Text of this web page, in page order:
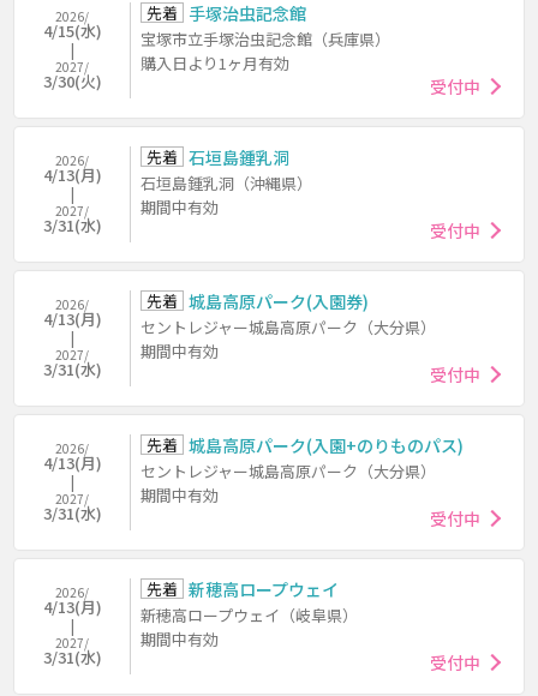
2026/
4/15(水)
2027/
3/30(火)
先着 手塚治虫記念館
宝塚市立手塚治虫記念館（兵庫県）
購入日より1ヶ月有効
受付中
2026/
4/13(月)
2027/
3/31(水)
先着 石垣島鍾乳洞
石垣島鍾乳洞（沖縄県）
期間中有効
受付中
2026/
4/13(月)
2027/
3/31(水)
先着 城島高原パーク(入園券)
セントレジャー城島高原パーク（大分県）
期間中有効
受付中
2026/
4/13(月)
2027/
3/31(水)
先着 城島高原パーク(入園+のりものパス)
セントレジャー城島高原パーク（大分県）
期間中有効
受付中
2026/
4/13(月)
2027/
3/31(水)
先着 新穂高ロープウェイ
新穂高ロープウェイ（岐阜県）
期間中有効
受付中